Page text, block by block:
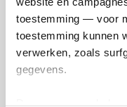
toestemming — voor
toestemming kunnen
verwerken, zoals
gegevens.